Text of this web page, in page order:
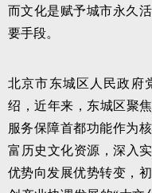
而文化是赋予城市永久
要手段。
北京市东城区人民政府
绍，近年来，东城区聚
服务保障首都功能作为
富历史文化资源，深入
优势向发展优势转变，